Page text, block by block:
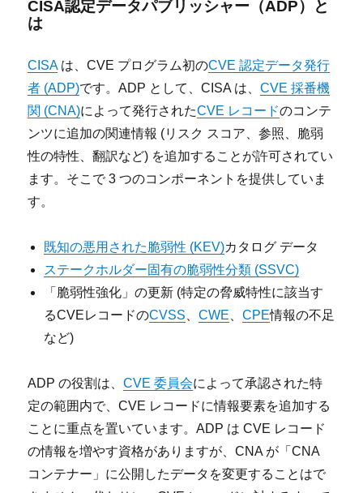
CISA認定データパブリッシャー（ADP）と
は
CISAは、CVE プログラム初のCVE 認定データ発行
者 (ADP)です。ADP として、CISA は、CVE 採番機
関 (CNA)によって発行されたCVE レコードのコンテ
ンツに追加の関連情報 (リスク スコア、参照、脆弱
性の特性、翻訳など) を追加することが許可されてい
ます。そこで 3 つのコンポーネントを提供していま
す。
既知の悪用された脆弱性 (KEV)カタログ データ
ステークホルダー固有の脆弱性分類 (SSVC)
「脆弱性強化」の更新 (特定の脅威特性に該当す
るCVEレコードのCVSS 、CWE 、CPE情報の不足
など)
ADP の役割は、CVE 委員会によって承認された特
定の範囲内で、CVE レコードに情報要素を追加する
ことに重点を置いています。ADP は CVE レコード
の情報を増やす資格がありますが、CNA が「CNA
コンテナー」に公開したデータを変更することはで